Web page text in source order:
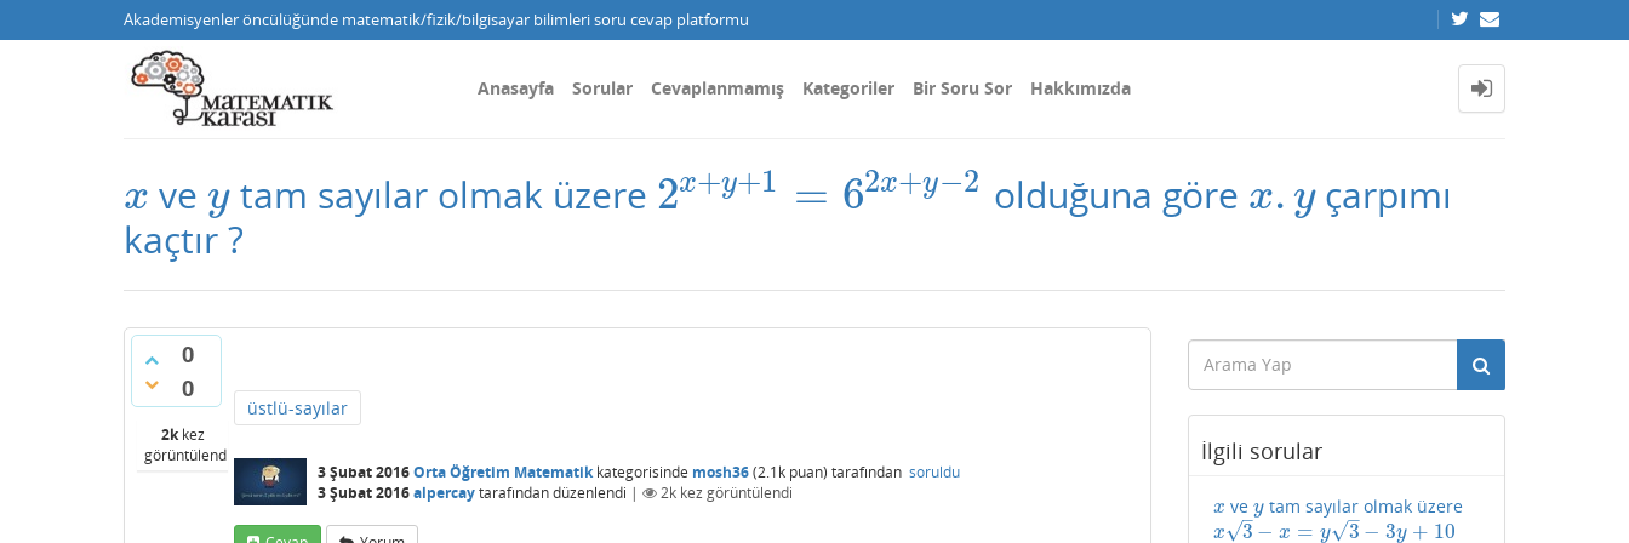
Akademisyenler öncülüğünde matematik/fizik/bilgisayar bilimleri soru cevap platformu
Anasayfa Sorular Cevaplanmamış Kategoriler Bir Soru Sor Hakkımızda
x
x ve y
ytam sayılar olmak üzere 2x+y+1 = 62x+y−2
2x+y+1 =62 x+y−2 olduğuna göre x. y
x.y çarpımı
kaçtır ?
0
0
2kkez
görüntülendi
üstlü-sayılar
3 Şubat 2016Orta Öğretim Matematikkategorisinde mosh36(2.1k puan) tarafından soruldu
3 Şubat 2016alpercaytarafındandüzenlendi | 2k kez görüntülendi
İlgili sorular
x
x vey
ytam sayılar olmak üzere
x 3
–
√ − x = y 3
–
√ − 3y + 10
x3−x=y3 −3 y+ 10